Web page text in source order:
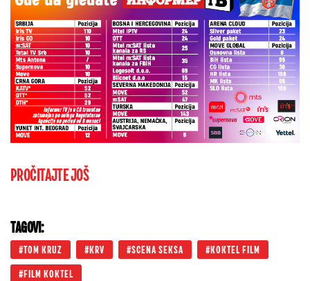
PROČITAJTE JOŠ
TAGOVI:
TOM KRUZ KRV SCENA SEKSA KOKTEL FILM
FILM KOKTEL